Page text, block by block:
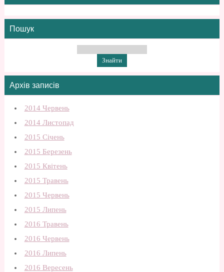
Пошук
Архів записів
2014 Червень
2014 Листопад
2015 Січень
2015 Березень
2015 Квітень
2015 Травень
2015 Червень
2015 Липень
2016 Травень
2016 Червень
2016 Липень
2016 Вересень